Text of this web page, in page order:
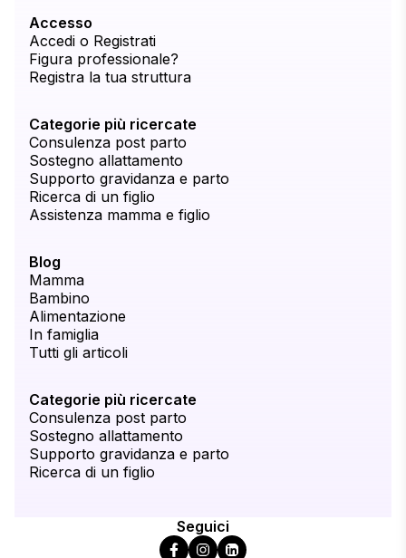
Accesso
Accedi o Registrati
Figura professionale?
Registra la tua struttura
Categorie più ricercate
Consulenza post parto
Sostegno allattamento
Supporto gravidanza e parto
Ricerca di un figlio
Assistenza mamma e figlio
Blog
Mamma
Bambino
Alimentazione
In famiglia
Tutti gli articoli
Categorie più ricercate
Consulenza post parto
Sostegno allattamento
Supporto gravidanza e parto
Ricerca di un figlio
Seguici